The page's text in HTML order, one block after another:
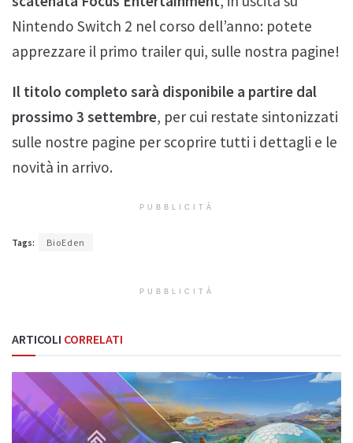
Nintendo Switch 2 nel corso dell’anno: potete
apprezzare il primo trailer qui, sulle nostra pagine!
Il titolo completo sarà disponibile a partire dal
prossimo 3 settembre, per cui restate sintonizzati
sulle nostre pagine per scoprire tutti i dettagli e le
novità in arrivo.
PUBBLICITÀ
Tags: BioEden
PUBBLICITÀ
ARTICOLI CORRELATI